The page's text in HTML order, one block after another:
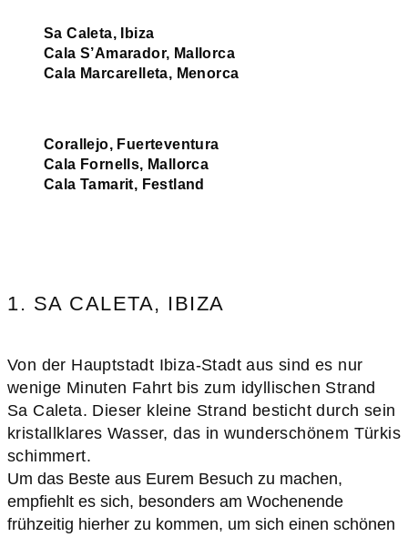
Sa Caleta, Ibiza
Cala S’Amarador, Mallorca
Cala Marcarelleta, Menorca
Corallejo, Fuerteventura
Cala Fornells, Mallorca
Cala Tamarit, Festland
1. SA CALETA, IBIZA
Von der Hauptstadt Ibiza-Stadt aus sind es nur
wenige Minuten Fahrt bis zum idyllischen Strand
Sa Caleta. Dieser kleine Strand besticht durch sein
kristallklares Wasser, das in wunderschönem Türkis
schimmert.
Um das Beste aus Eurem Besuch zu machen,
empfiehlt es sich, besonders am Wochenende
frühzeitig hierher zu kommen, um sich einen schönen